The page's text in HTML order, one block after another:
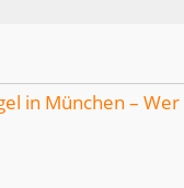
in München –